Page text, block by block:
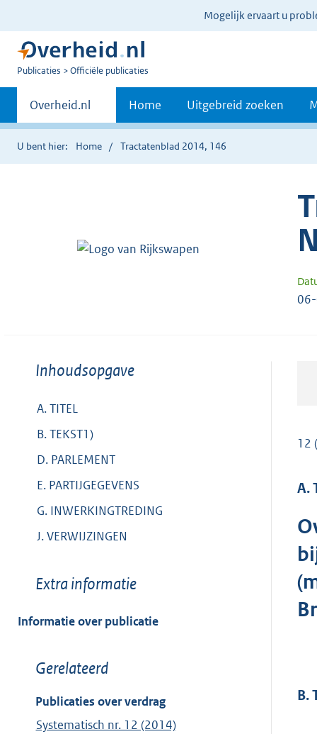
informatie:
Mogelijk ervaart u
U
Publicaties Officiële publicaties
Primaire
navigatie
Andere
sites
binnen
Overheid.nl Home Uitgebreid zoeken
U bent hier: Home Tractatenblad 2014, 146
Toon
van:
Inhoudsopgave
A. TITEL
B. TEKST1)
D. PARLEMENT
E. PARTIJGEGEVENS
G. INWERKINGTREDING
J. VERWIJZINGEN
Toon
van:
Extra informatie
Informatie over publicatie
Toon
van:
Gerelateerd
Publicaties over verdrag
Systematisch nr. 12 (2014)
12
A.
B.